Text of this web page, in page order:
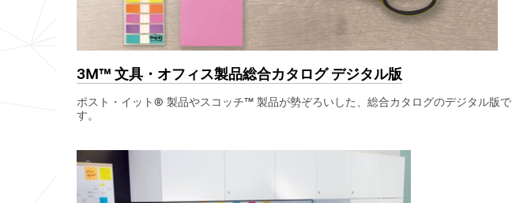
3M™ 文具・オフィス製品総合カタログ デジタル版
ポスト・イット® 製品やスコッチ™ 製品が勢ぞろいした、総合カタログのデジタル版で
す。